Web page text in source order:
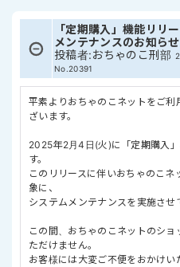
「定期購入」機能リリ
メンテナンスのお知らせ
投稿者:おちゃのこ刑部
No.20391
平素よりおちゃのこネットをご
ざいます。
2025年2月4日(火)に「定期購入
す。
このリリースに伴いおちゃのこ
象に、
システムメンテナンスを実施させ
この間、おちゃのこネットのシ
ただけません。
お客様には大変ご不便をおかけ